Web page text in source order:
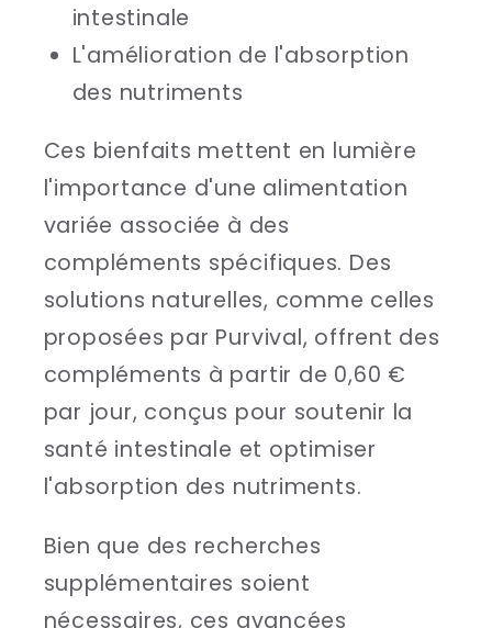
intestinale
L'amélioration de l'absorption
des nutriments
Ces bienfaits mettent en lumière
l'importance d'une alimentation
variée associée à des
compléments spécifiques. Des
solutions naturelles, comme celles
proposées par Purvival, offrent des
compléments à partir de 0,60 €
par jour, conçus pour soutenir la
santé intestinale et optimiser
l'absorption des nutriments.
Bien que des recherches
supplémentaires soient
nécessaires, ces avancées